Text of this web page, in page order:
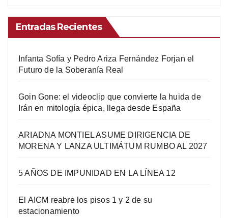
Entradas Recientes
Infanta Sofía y Pedro Ariza Fernández Forjan el
Futuro de la Soberanía Real
Goin Gone: el videoclip que convierte la huida de
Irán en mitología épica, llega desde España
ARIADNA MONTIEL ASUME DIRIGENCIA DE
MORENA Y LANZA ULTIMÁTUM RUMBO AL 2027
5 AÑOS DE IMPUNIDAD EN LA LÍNEA 12
El AICM reabre los pisos 1 y 2 de su
estacionamiento